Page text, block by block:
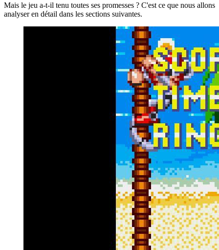
Mais le jeu a-t-il tenu toutes ses promesses ? C'est ce que nous allons
analyser en détail dans les sections suivantes.